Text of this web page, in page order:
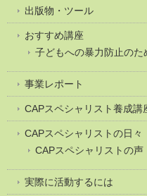
出版物・ツール
おすすめ講座
子どもへの暴力防止のた
事業レポート
CAPスペシャリスト養成講
CAPスペシャリストの日々
CAPスペシャリストの声
実際に活動するには